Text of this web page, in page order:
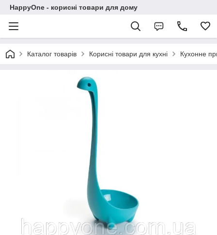
HappyOne - корисні товари для дому
Каталог товарів Корисні товари для кухні Кухонне